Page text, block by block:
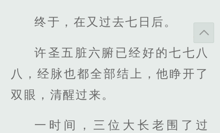
终于，在又过去七日后。
许圣五脏六腑已经好的七七八
八，经脉也都全部结上，他睁开了
双眼，清醒过来。
一时间，三位大长老围了过